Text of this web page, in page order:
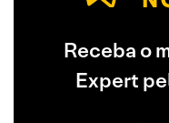
Receba o
Expert